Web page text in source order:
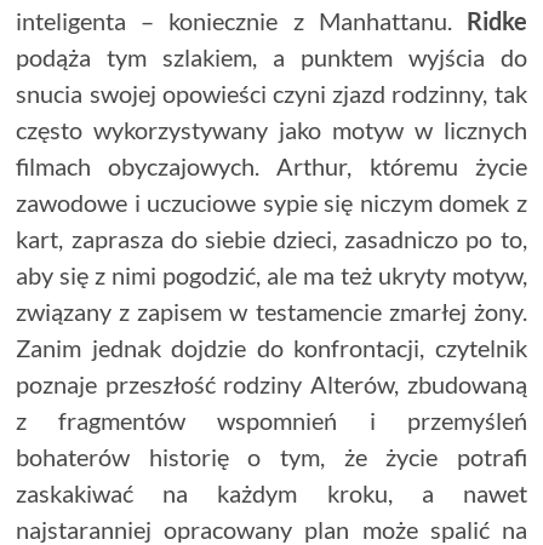
inteligenta – koniecznie z Manhattanu.
Ridke
podąża tym szlakiem, a punktem wyjścia do
snucia swojej opowieści czyni zjazd rodzinny, tak
często wykorzystywany jako motyw w licznych
filmach obyczajowych. Arthur, któremu życie
zawodowe i uczuciowe sypie się niczym domek z
kart, zaprasza do siebie dzieci, zasadniczo po to,
aby się z nimi pogodzić, ale ma też ukryty motyw,
związany z zapisem w testamencie zmarłej żony.
Zanim jednak dojdzie do konfrontacji, czytelnik
poznaje przeszłość rodziny Alterów, zbudowaną
z fragmentów wspomnień i przemyśleń
bohaterów historię o tym, że życie potrafi
zaskakiwać na każdym kroku, a nawet
najstaranniej opracowany plan może spalić na